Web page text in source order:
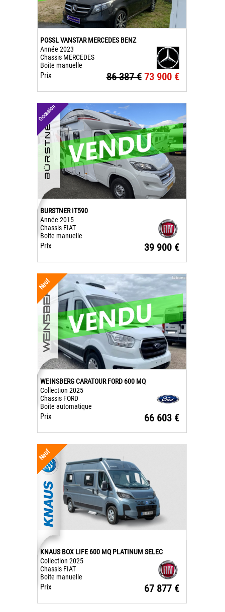
POSSL VANSTAR MERCEDES BENZ
Année 2023
Chassis MERCEDES
Boite manuelle
Prix 86 387 € 73 900 €
Occasion
BURSTNER IT590
Année 2015
Chassis FIAT
Boite manuelle
Prix 39 900 €
Neuf
WEINSBERG CARATOUR FORD 600 MQ
Collection 2025
Chassis FORD
Boite automatique
Prix 66 603 €
Neuf
KNAUS BOX LIFE 600 MQ PLATINUM SELEC
Collection 2025
Chassis FIAT
Boite manuelle
Prix 67 877 €